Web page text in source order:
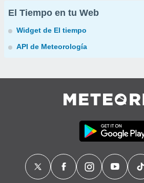
El Tiempo en tu Web
Widget de El tiempo
API de Meteorología